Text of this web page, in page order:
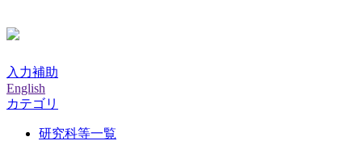
入力補助
English
カテゴリ
研究科等一覧